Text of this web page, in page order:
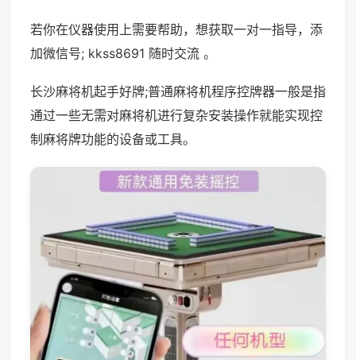
若你在仪器使用上需要帮助，想获取一对一指导，添
加微信号; kkss8691 随时交流 。
长沙麻将机起手好牌;普通麻将机程序控牌器一般是指
通过一些无需对麻将机进行复杂安装操作就能实现控
制麻将牌功能的设备或工具。